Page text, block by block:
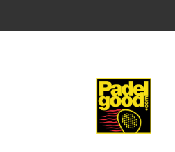
a
al
a